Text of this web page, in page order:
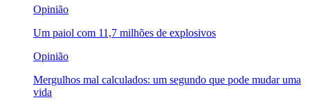
Opinião
Um paiol com 11,7 milhões de explosivos
Opinião
Mergulhos mal calculados: um segundo que pode mudar uma
vida